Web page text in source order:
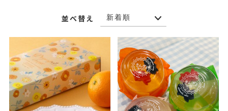
並べ替え